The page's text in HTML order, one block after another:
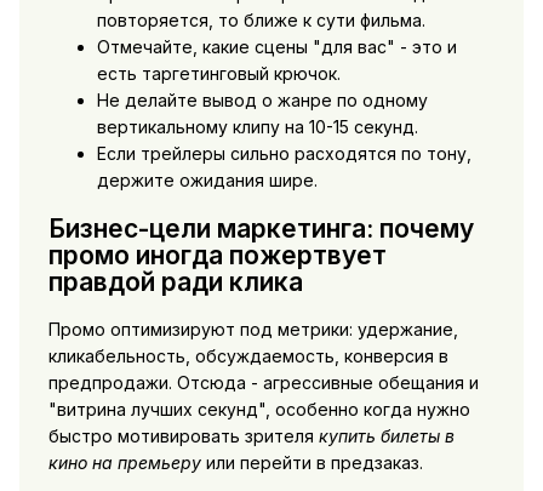
повторяется, то ближе к сути фильма.
Отмечайте, какие сцены "для вас" - это и
есть таргетинговый крючок.
Не делайте вывод о жанре по одному
вертикальному клипу на 10-15 секунд.
Если трейлеры сильно расходятся по тону,
держите ожидания шире.
Бизнес-цели маркетинга: почему
промо иногда пожертвует
правдой ради клика
Промо оптимизируют под метрики: удержание,
кликабельность, обсуждаемость, конверсия в
предпродажи. Отсюда - агрессивные обещания и
"витрина лучших секунд", особенно когда нужно
быстро мотивировать зрителя купить билеты в
кино на премьеруили перейти в предзаказ.